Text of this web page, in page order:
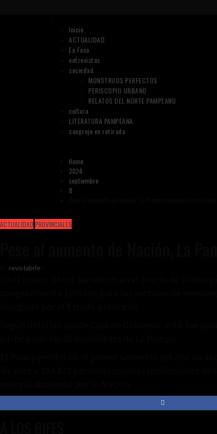
Inicio
ACTUALIDAD
En Foco
entrevistas
sociedad
MONSTRUOS PERFECTOS
PERISCOPIO URBANO
RELATOS DEL NORTE PAMPEANO
cultura
LITERATURA PAMPEANA
cangrejo en retirada
Home
2024
septiembre
8
ACTUALIDAD PROVINCIALES
revistabife